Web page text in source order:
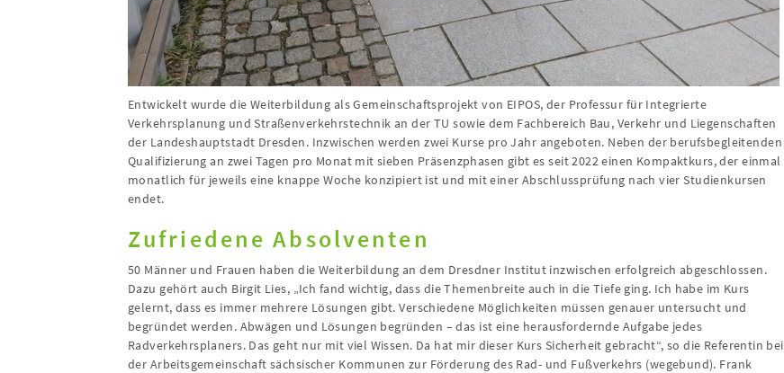
Entwickelt wurde die Weiterbildung als Gemeinschaftsprojekt von EIPOS, der Professur für Integrierte
Verkehrsplanung und Straßenverkehrstechnik an der TU sowie dem Fachbereich Bau, Verkehr und Liegenschaften
der Landeshauptstadt Dresden. Inzwischen werden zwei Kurse pro Jahr angeboten. Neben der berufsbegleitenden
Qualifizierung an zwei Tagen pro Monat mit sieben Präsenzphasen gibt es seit 2022 einen Kompaktkurs, der einmal
monatlich für jeweils eine knappe Woche konzipiert ist und mit einer Abschlussprüfung nach vier Studienkursen
endet.
Zufriedene Absolventen
50 Männer und Frauen haben die Weiterbildung an dem Dresdner Institut inzwischen erfolgreich abgeschlossen.
Dazu gehört auch Birgit Lies, „Ich fand wichtig, dass die Themenbreite auch in die Tiefe ging. Ich habe im Kurs
gelernt, dass es immer mehrere Lösungen gibt. Verschiedene Möglichkeiten müssen genauer untersucht und
begründet werden. Abwägen und Lösungen begründen – das ist eine herausfordernde Aufgabe jedes
Radverkehrsplaners. Das geht nur mit viel Wissen. Da hat mir dieser Kurs Sicherheit gebracht“, so die Referentin bei
der Arbeitsgemeinschaft sächsischer Kommunen zur Förderung des Rad- und Fußverkehrs (wegebund). Frank